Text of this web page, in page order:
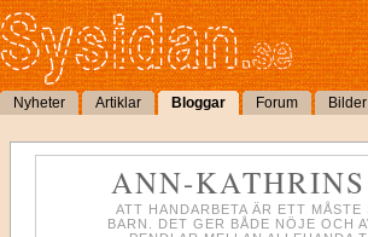
Nyheter Artiklar Bloggar Forum Bilder
ANN-
ATT HANDARBETA ÄR ETT MÅSTE
BARN. DET GER BÅDE NÖJE OCH